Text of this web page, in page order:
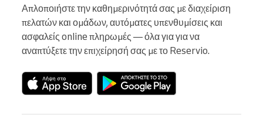
Απλοποιήστε την καθημερινότητά σας με διαχείριση
πελατών και ομάδων, αυτόματες υπενθυμίσεις και
ασφαλείς online πληρωμές — όλα για για να
αναπτύξετε την επιχείρησή σας με το Reservio.